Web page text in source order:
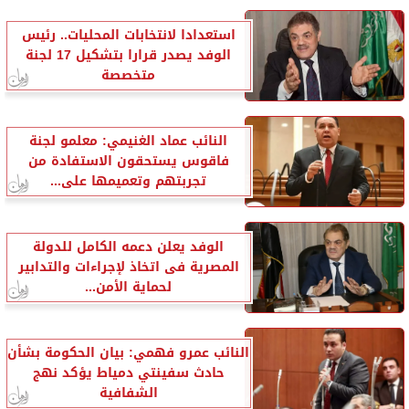
استعدادا لانتخابات المحليات.. رئيس
الوفد يصدر قرارا بتشكيل 17 لجنة
متخصصة
النائب عماد الغنيمي: معلمو لجنة
فاقوس يستحقون الاستفادة من
تجربتهم وتعميمها على...
الوفد يعلن دعمه الكامل للدولة
المصرية فى اتخاذ لإجراءات والتدابير
لحماية الأمن...
النائب عمرو فهمي: بيان الحكومة بشأن
حادث سفينتي دمياط يؤكد نهج
الشفافية